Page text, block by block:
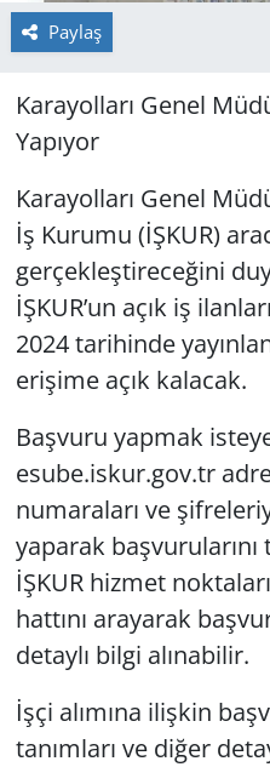
Paylaş
Karayolları Genel
Yapıyor
Karayolları Genel
İş Kurumu (İŞKUR)
gerçekleştireceğini
İŞKUR’un açık iş
2024 tarihinde
erişime açık kalacak.
Başvuru yapmak
esube.iskur.gov.tr
numaraları ve
yaparak
İŞKUR hizmet
hattını arayarak
detaylı bilgi alınabilir.
İşçi alımına ilişkin
tanımları ve diğer